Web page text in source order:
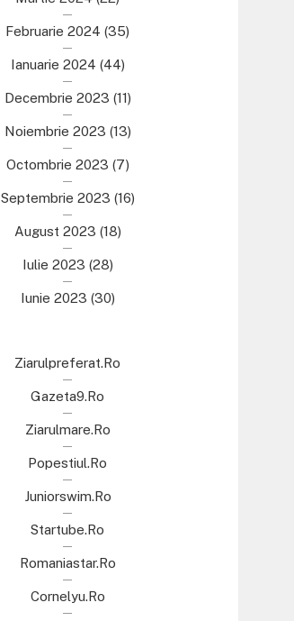
Februarie 2024 (35)
Ianuarie 2024 (44)
Decembrie 2023 (11)
Noiembrie 2023 (13)
Octombrie 2023 (7)
Septembrie 2023 (16)
August 2023 (18)
Iulie 2023 (28)
Iunie 2023 (30)
Ziarulpreferat.ro
Gazeta9.ro
Ziarulmare.ro
Popestiul.ro
Juniorswim.ro
Startube.ro
Romaniastar.ro
Cornelyu.ro